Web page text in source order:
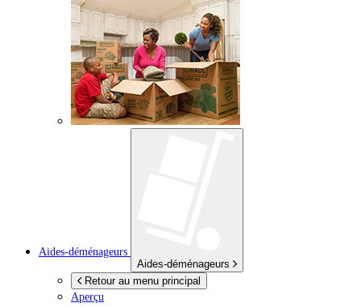
Aides-déménageurs
Aides-déménageurs
Retour au menu principal
Aperçu